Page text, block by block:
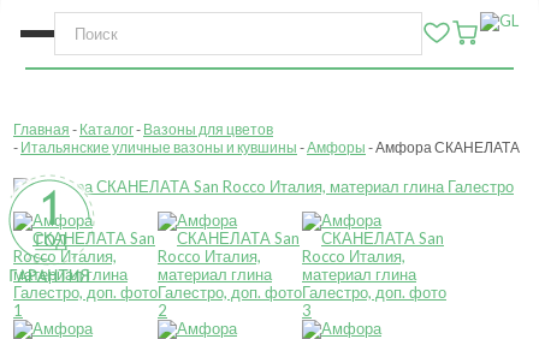
Главная Каталог Вазоны для цветов
Итальянские уличные вазоны и кувшины Амфоры Амфора СКАНЕЛАТА